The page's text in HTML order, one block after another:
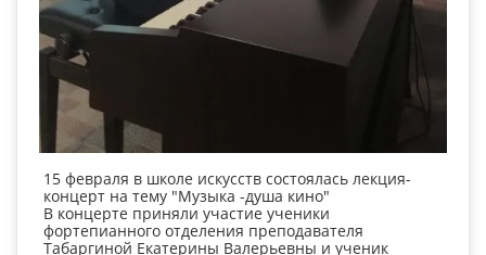
15 февраля в школе искусств состоялась лекция-
концерт на тему "Музыка -душа кино"
В концерте приняли участие ученики
фортепианного отделения преподавателя
Табаргиной Екатерины Валерьевны и ученик